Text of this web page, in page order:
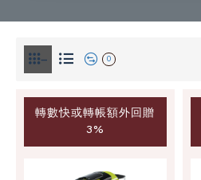
0
轉數快或轉帳額外回贈
3%